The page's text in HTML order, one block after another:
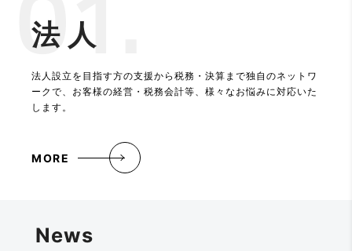
法人
法人設立を目指す方の支援から税務・決算まで独自のネットワ
ークで、お客様の経営・税務会計等、様々なお悩みに対応いた
します。
MORE
News